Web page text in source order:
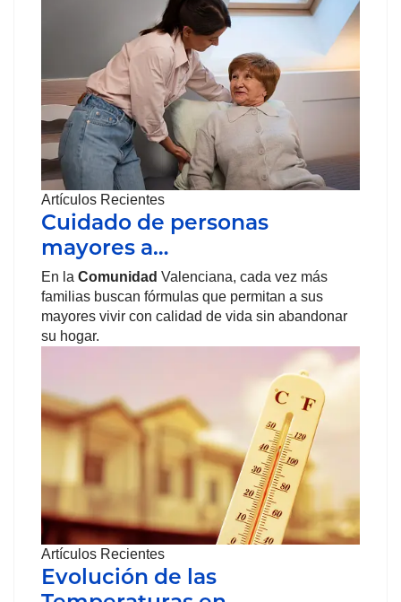
Artículos Recientes
Cuidado de personas
mayores a…
En la Comunidad Valenciana, cada vez más
familias buscan fórmulas que permitan a sus
mayores vivir con calidad de vida sin abandonar
su hogar.
Artículos Recientes
Evolución de las